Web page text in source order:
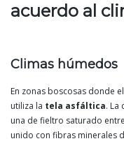
acuerdo al
Climas húmedos
En zonas boscosas donde
utiliza la tela asfáltica. La
una de fieltro saturado
unido con fibras minerales